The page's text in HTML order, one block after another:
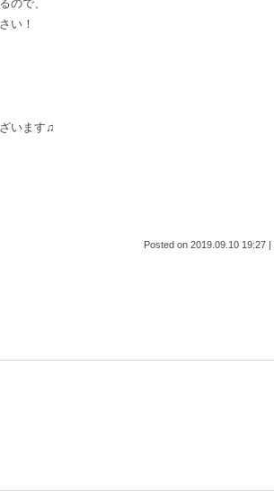
ので、
い！
います♫
Posted on 2019.09.10 19:27